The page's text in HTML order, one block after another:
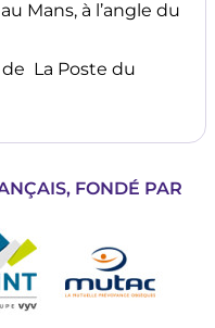
Mans, à l’angle du
La Poste du
FONDÉ PAR